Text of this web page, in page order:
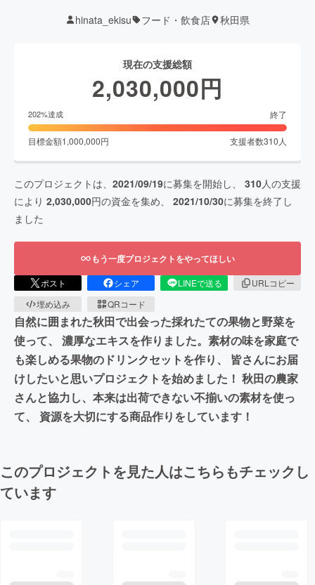
hinata_ekisu フード・飲食店 秋田県
現在の支援総額
2,030,000円
202%達成 終了
目標金額1,000,000円 支援者数310 人
このプロジェクトは、 2021/09/19に募集を開始し、 310人の支援
により 2,030,000円の資金を集め、 2021/10/30に募集を終了し
ました
もう一度プロジェクトをやってほしい
ポスト シェア LINEで送る
URLコピー
埋め込み
QRコード
自然に囲まれた秋田で出会った採れたての果物と野菜を
使って、 濃厚なエキスを作りました。素材の味を家庭で
も楽しめる果物のドリンクセットを作り、 皆さんにお届
けしたいと思いプロジェクトを始めました！ 秋田の農家
さんと協力し、本来は出荷できない不揃いの素材を使っ
て、 資源を大切にする商品作りをしています！
このプロジェクトを見た人はこちらもチェックし
ています